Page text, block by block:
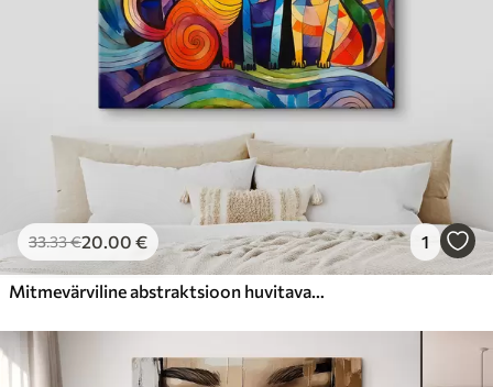
33.33€20.00 € 1
Mitmevärviline abstraktsioon huvitavate kassidega